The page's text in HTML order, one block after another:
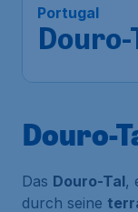
Porto
Douro-
Das Douro-Tal,
durch seine